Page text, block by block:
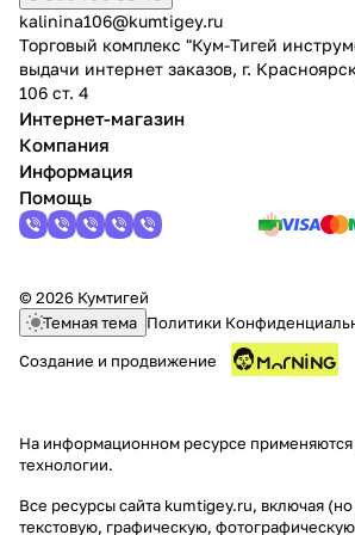
kalinina106@kumtigey.ru
Торговый комплекс "Кум-Тигей
выдачи интернет заказов, г.
106 ст. 4
Интернет-магазин
Компания
Информация
Помощь
© 2026 Кумтигей
Темная тема Политики
Создание и продвижение
На информационном ресурсе применяются
технологии.
Все ресурсы сайта kumtigey.ru, включая
текстовую, графическую,